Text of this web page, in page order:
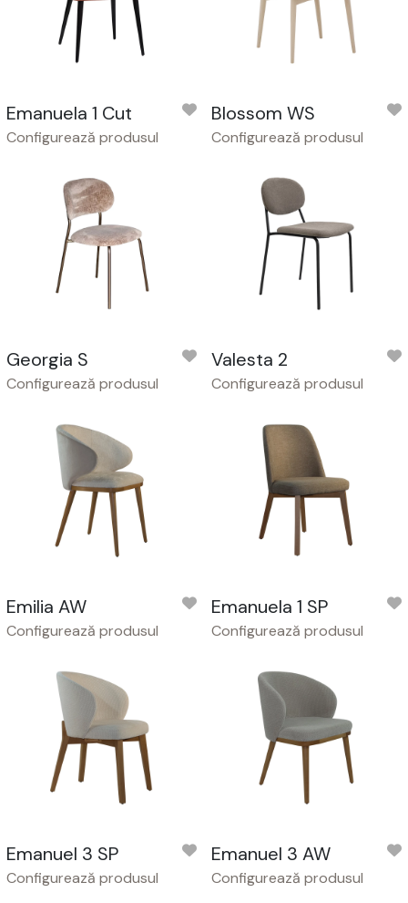
Emanuela 1 Cut
Configurează produsul
Blossom WS
Configurează produsul
Georgia S
Configurează produsul
Valesta 2
Configurează produsul
Emilia AW
Configurează produsul
Emanuela 1 SP
Configurează produsul
Emanuel 3 SP
Configurează produsul
Emanuel 3 AW
Configurează produsul